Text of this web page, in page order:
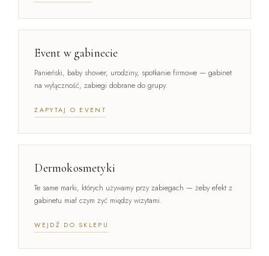
Event w gabinecie
Panieński, baby shower, urodziny, spotkanie firmowe — gabinet
na wyłączność, zabiegi dobrane do grupy.
ZAPYTAJ O EVENT
Dermokosmetyki
Te same marki, których używamy przy zabiegach — żeby efekt z
gabinetu miał czym żyć między wizytami.
WEJDŹ DO SKLEPU